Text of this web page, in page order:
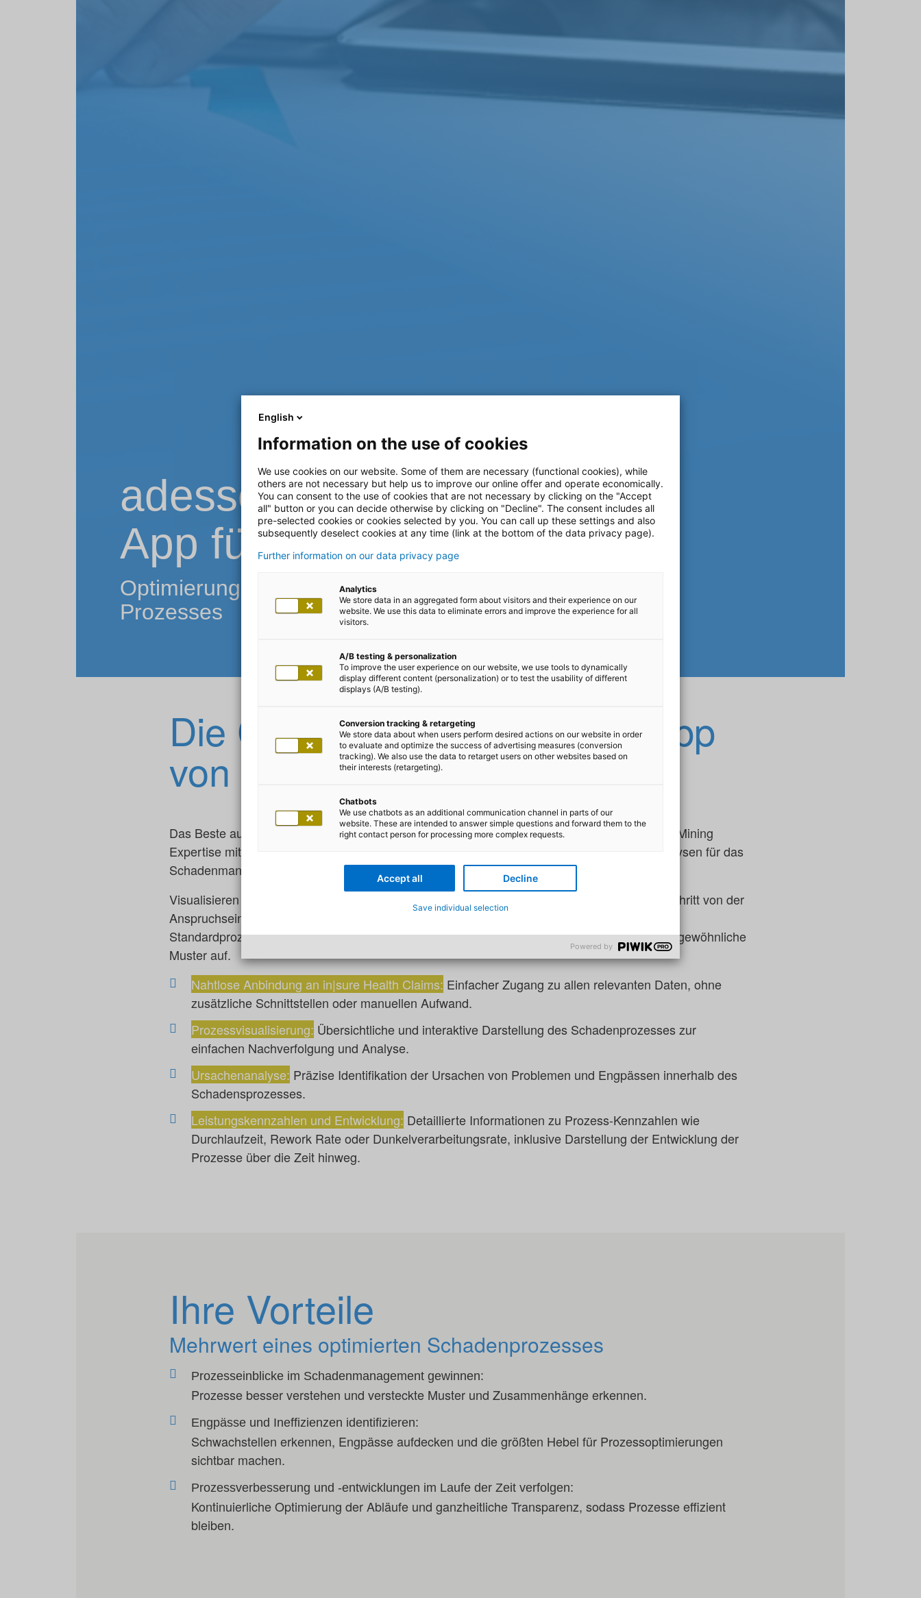
adesso Process Mining
App für IHC
Optimierung des Schadenmanagement-
Prozesses
Die Celonis Process Mining App
von adesso
Das Beste aus zwei Welten: DieCelonis Process Mining Appkombiniert die adesso Process Mining
Expertise mit dem adesso in|sure Health Claims System und bietet umfassende Prozessanalysen für das
Schadenmanagement Ihres Unternehmens.
Visualisieren Sie Ihre Schadenbearbeitung mit dynamischen Prozesslandkarten, die jeden Schritt von der
Anspruchseinreichung bis zur Lösung hervorheben. Identifizieren Sie Abweichungen vom
Standardprozessablauf, lokalisieren Sie die Ursachen von Verzögerungen und decken Sie ungewöhnliche
Muster auf.
Nahtlose Anbindung an in|sure Health Claims: Einfacher Zugang zu allen relevanten Daten, ohne
zusätzliche Schnittstellen oder manuellen Aufwand.
Prozessvisualisierung: Übersichtliche und interaktive Darstellung des Schadenprozesses zur
einfachen Nachverfolgung und Analyse.
Ursachenanalyse: Präzise Identifikation der Ursachen von Problemen und Engpässen innerhalb des
Schadensprozesses.
Leistungskennzahlen und Entwicklung: Detaillierte Informationen zu Prozess-Kennzahlen wie
Durchlaufzeit, Rework Rate oder Dunkelverarbeitungsrate, inklusive Darstellung der Entwicklung der
Prozesse über die Zeit hinweg.
Ihre Vorteile
Mehrwert eines optimierten Schadenprozesses
Prozesseinblicke im Schadenmanagement gewinnen:
Prozesse besser verstehen und versteckte Muster und Zusammenhänge erkennen.
Engpässe und Ineffizienzen identifizieren:
Schwachstellen erkennen, Engpässe aufdecken und die größten Hebel für Prozessoptimierungen
sichtbar machen.
Prozessverbesserung und -entwicklungen im Laufe der Zeit verfolgen:
Kontinuierliche Optimierung der Abläufe und ganzheitliche Transparenz, sodass Prozesse effizient
bleiben.
English
Information on the use of cookies
We use cookies on our website. Some of them are necessary (functional cookies), while
others are not necessary but help us to improve our online offer and operate economically.
You can consent to the use of cookies that are not necessary by clicking on the "Accept
all" button or you can decide otherwise by clicking on "Decline". The consent includes all
pre-selected cookies or cookies selected by you. You can call up these settings and also
subsequently deselect cookies at any time (link at the bottom of the data privacy page).
Further information on our data privacy page
Analytics
We store data in an aggregated form about visitors and their experience on our
website. We use this data to eliminate errors and improve the experience for all
visitors.
A/B testing & personalization
To improve the user experience on our website, we use tools to dynamically
display different content (personalization) or to test the usability of different
displays (A/B testing).
Conversion tracking & retargeting
We store data about when users perform desired actions on our website in order
to evaluate and optimize the success of advertising measures (conversion
tracking). We also use the data to retarget users on other websites based on
their interests (retargeting).
Chatbots
We use chatbots as an additional communication channel in parts of our
website. These are intended to answer simple questions and forward them to the
right contact person for processing more complex requests.
Accept all Decline
Save individual selection
Powered by